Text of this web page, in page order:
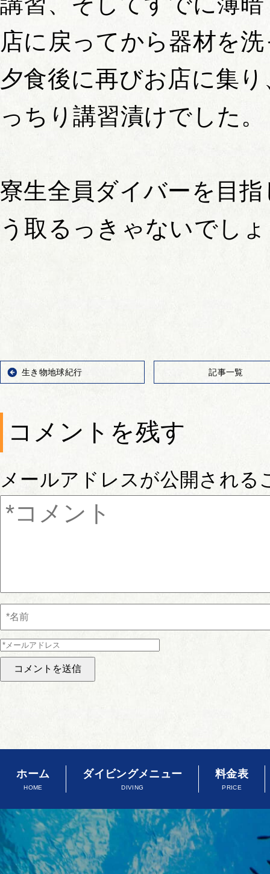
店に戻ってから器材を
夕食後に再びお店に集
っちり講習漬けでした。
寮生全員ダイバーを目
う取るっきゃないでし
生き物地球紀行 記事一覧
コメントを残す
メールアドレスが公開される
ホーム
HOME
ダイビングメニュー
DIVING
料金表
PRICE